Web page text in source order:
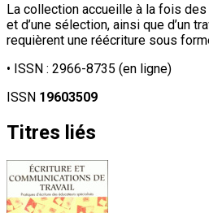
La collection accueille à la fois
et d’une sélection, ainsi que d’un
requièrent une réécriture sous
• ISSN : 2966-8735 (en ligne)
ISSN 19603509
Titres liés